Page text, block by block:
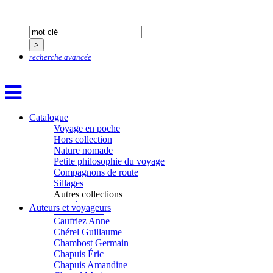
recherche avancée
Catalogue
Voyage en poche
Hors collection
Nature nomade
Petite philosophie du voyage
Compagnons de route
Sillages
Autres collections
La clé des champs
Chemins d’étoiles
Visions
Auteurs et voyageurs
Boudart Jean-Louis
Bougault Laurence
Bourgault Pierrick
Buiron Daphné
Busquet Gérard
Cagnat René
Calonne Marc-Antoine
Calvez Tangi
Cann Typhaine
Carbonnaux Stéphan
Caritey Rémi
Carrau Noak
Caufriez Anne
Chérel Guillaume
Chambost Germain
Chapuis Éric
Chapuis Amandine